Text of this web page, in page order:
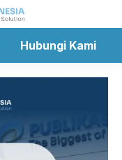
Hubungi Kami